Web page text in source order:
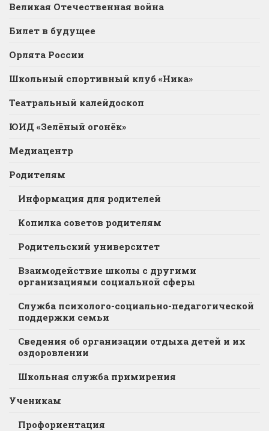
Великая Отечественная война
Билет в будущее
Орлята России
Школьный спортивный клуб «Ника»
Театральный калейдоскоп
ЮИД «Зелёный огонёк»
Медиацентр
Родителям
Информация для родителей
Копилка советов родителям
Родительский университет
Взаимодействие школы с другими
организациями социальной сферы
Служба психолого-социально-педагогической
поддержки семьи
Сведения об организации отдыха детей и их
оздоровлении
Школьная служба примирения
Ученикам
Профориентация